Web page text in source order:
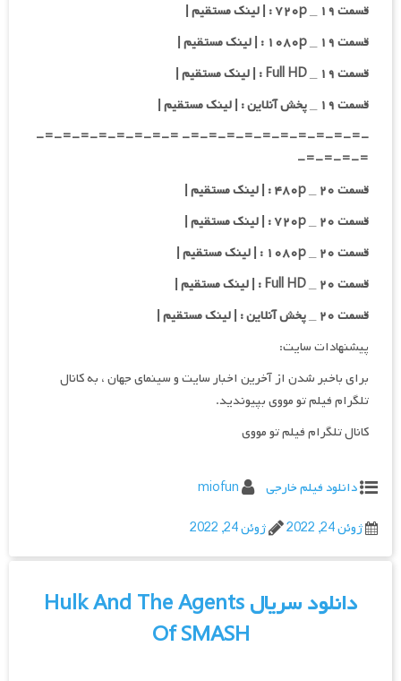
قسمت ۱۹ _ ۷۲۰p : | لینک مستقیم |
قسمت ۱۹ _ ۱۰۸۰p : | لینک مستقیم |
قسمت ۱۹ _ Full HD : | لینک مستقیم |
قسمت ۱۹ _ پخش آنلاین : | لینک مستقیم |
-=-=-=-=-=-=-=-=-=-=- =-=-=-=-=-=-=-=-
=-=-=-=-
قسمت ۲۰ _ ۴۸۰p : | لینک مستقیم |
قسمت ۲۰ _ ۷۲۰p : | لینک مستقیم |
قسمت ۲۰ _ ۱۰۸۰p : | لینک مستقیم |
قسمت ۲۰ _ Full HD : | لینک مستقیم |
قسمت ۲۰ _ پخش آنلاین : | لینک مستقیم |
پیشنهادات سایت:
برای باخبر شدن از آخرین اخبار سایت و سینمای جهان ، به کانال
تلگرام فیلم تو مووی بپیوندید.
کانال تلگرام فیلم تو مووی
دانلود فیلم خارجی
miofun
ژوئن 24, 2022
ژوئن 24, 2022
دانلود سریال Hulk And The Agents
Of SMASH